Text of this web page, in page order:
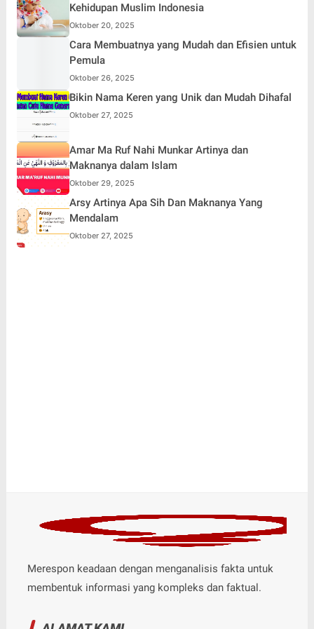
Kehidupan Muslim Indonesia
Oktober 20, 2025
Cara Membuatnya yang Mudah dan Efisien untuk
Pemula
Oktober 26, 2025
Bikin Nama Keren yang Unik dan Mudah Dihafal
Oktober 27, 2025
Amar Ma Ruf Nahi Munkar Artinya dan
Maknanya dalam Islam
Oktober 29, 2025
Arsy Artinya Apa Sih Dan Maknanya Yang
Mendalam
Oktober 27, 2025
Merespon keadaan dengan menganalisis fakta untuk
membentuk informasi yang kompleks dan faktual.